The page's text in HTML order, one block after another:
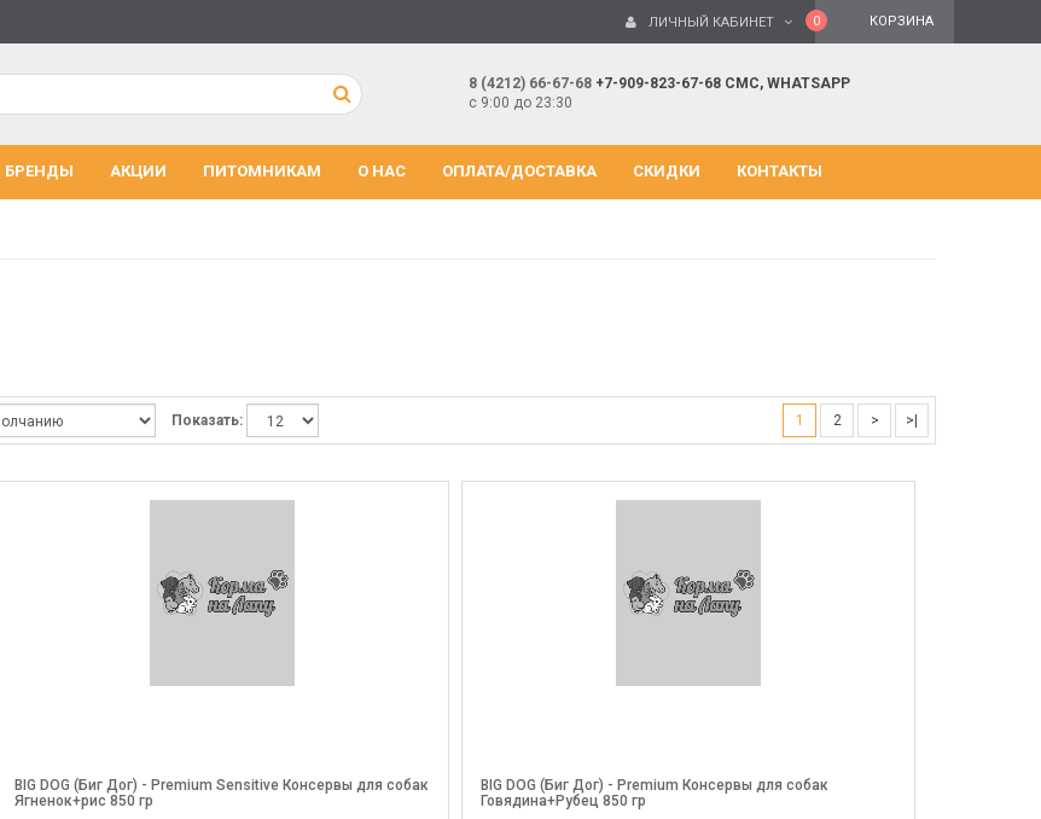
КОРЗИНА
0
ЛИЧНЫЙ КАБИНЕТ
8 (4212) 66-67-68 +7-909-823-67-68 СМС, WHATSAPP
с 9:00 до 23:30
БРЕНДЫ АКЦИИ ПИТОМНИКАМ О НАС ОПЛАТА/ДОСТАВКА СКИДКИ КОНТАКТЫ
Показать: 1 2 > >|
BIG DOG (Биг Дог) - Premium Sensitive Консервы для собак
Ягненок+рис 850 гр
BIG DOG (Биг Дог) - Premium Консервы для собак
Говядина+Рубец 850 гр